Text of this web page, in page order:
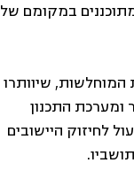
במקומם של
המוחלשות, שיוותרו
ומערכת התכנון
לחיזוק היישובים